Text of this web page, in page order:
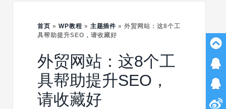
主
题
首页 » WP教程 » 主题插件 »外贸网站：这8个工
具帮助提升SEO，请收藏好
外贸网站：这8个工
具帮助提升SEO，
请收藏好